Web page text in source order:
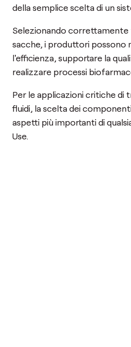
della semplice scelta di un
Selezionando correttamente
sacche, i produttori possono
l'efficienza, supportare la
realizzare processi
Per le applicazioni critiche di
fluidi, la scelta dei
aspetti più importanti di
Use.